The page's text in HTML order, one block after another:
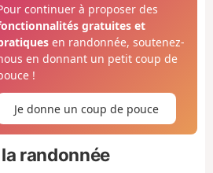
continuer à proposer des
gratuites et
en randonnée, soutenez-
en donnant un petit coup de
!
Je donne un coup de pouce
randonnée